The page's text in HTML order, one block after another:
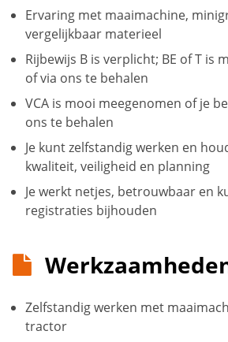
Ervaring met maaimachine,
vergelijkbaar materieel
Rijbewijs B is verplicht; BE of T is
of via ons te behalen
VCA is mooi meegenomen of je
ons te behalen
Je kunt zelfstandig werken en
kwaliteit, veiligheid en planning
Je werkt netjes, betrouwbaar en
registraties bijhouden
Zelfstandig werken met
tractor